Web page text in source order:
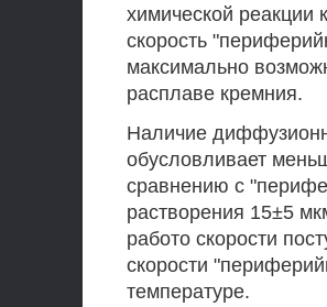
химической реакции
скорость
максимально
расплаве кремния.
Наличие
обусловливает
сравнению с
растворения 15±5
работо скорости
скорости
температуре.